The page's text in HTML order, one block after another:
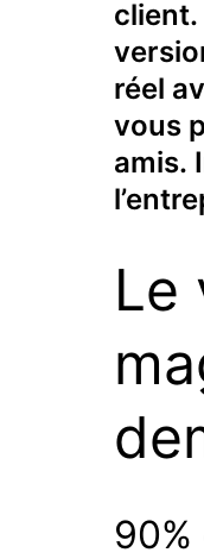
client.
réel
vous
amis.
Le